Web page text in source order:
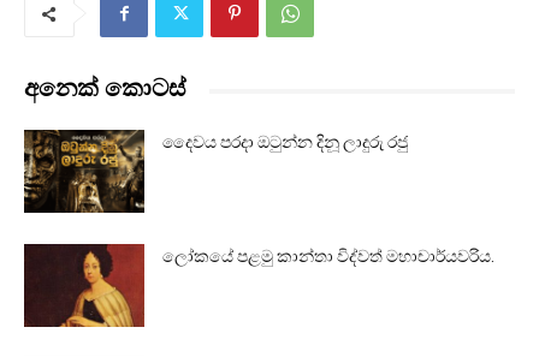
අනෙක් කොටස්
දෛවය පරදා ඔටුන්න දිනූ ලාදුරු රජු
ලෝකයේ පළමු කාන්තා විද්වත් මහාචාර්යවරිය.